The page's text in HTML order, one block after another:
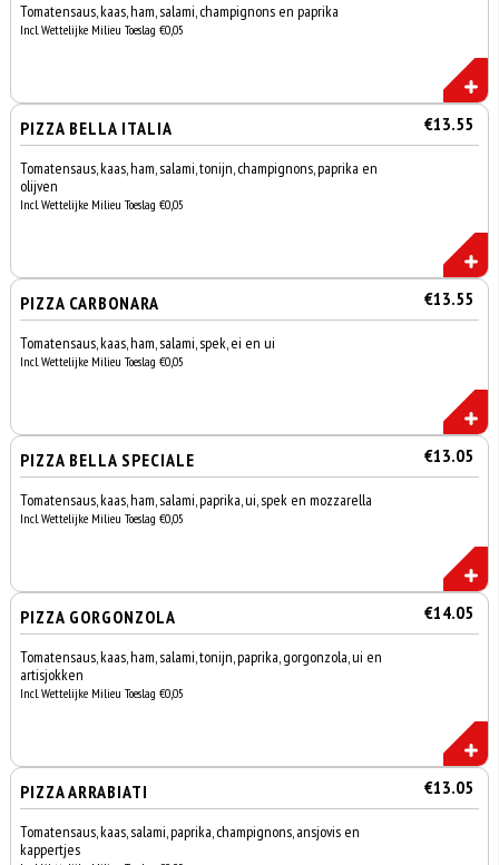
Tomatensaus, kaas, ham, salami, champignons en paprika
Incl. Wettelijke Milieu Toeslag €0,05
PIZZA BELLA ITALIA €13.55
Tomatensaus, kaas, ham, salami, tonijn, champignons, paprika en
olijven
Incl. Wettelijke Milieu Toeslag €0,05
PIZZA CARBONARA €13.55
Tomatensaus, kaas, ham, salami, spek, ei en ui
Incl. Wettelijke Milieu Toeslag €0,05
PIZZA BELLA SPECIALE €13.05
Tomatensaus, kaas, ham, salami, paprika, ui, spek en mozzarella
Incl. Wettelijke Milieu Toeslag €0,05
PIZZA GORGONZOLA €14.05
Tomatensaus, kaas, ham, salami, tonijn, paprika, gorgonzola, ui en
artisjokken
Incl. Wettelijke Milieu Toeslag €0,05
PIZZA ARRABIATI €13.05
Tomatensaus, kaas, salami, paprika, champignons, ansjovis en
kappertjes